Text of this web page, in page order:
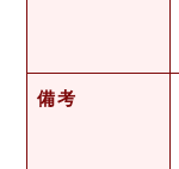
備考